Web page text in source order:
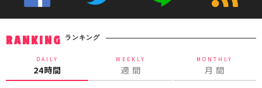
RANKING ランキング
DAILY
24時間
WEEKLY
週 間
MONTHLY
月 間